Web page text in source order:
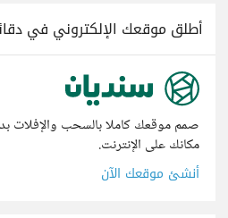
أطلق موقعك الإلكتروني في
صمم موقعك كاملا بالسحب والإفلات
مكانك على الإنترنت.
أنشئ موقعك الآن